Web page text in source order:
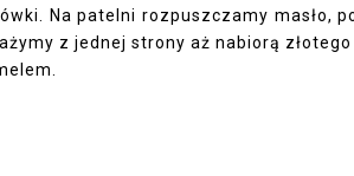
Na patelni rozpuszczamy masło,
z jednej strony aż nabiorą